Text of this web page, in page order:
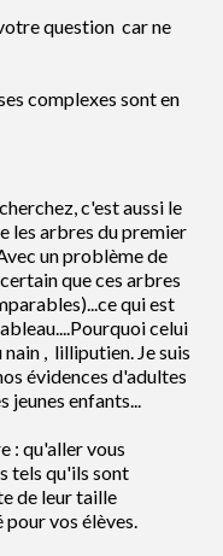
question car ne
complexes sont en
c'est aussi le
les arbres du premier
un problème de
que ces arbres
qui est
celui
nain , lilliputien. Je suis
évidences d'adultes
jeunes enfants...
: qu'aller vous
tels qu'ils sont
de leur taille
vos élèves.